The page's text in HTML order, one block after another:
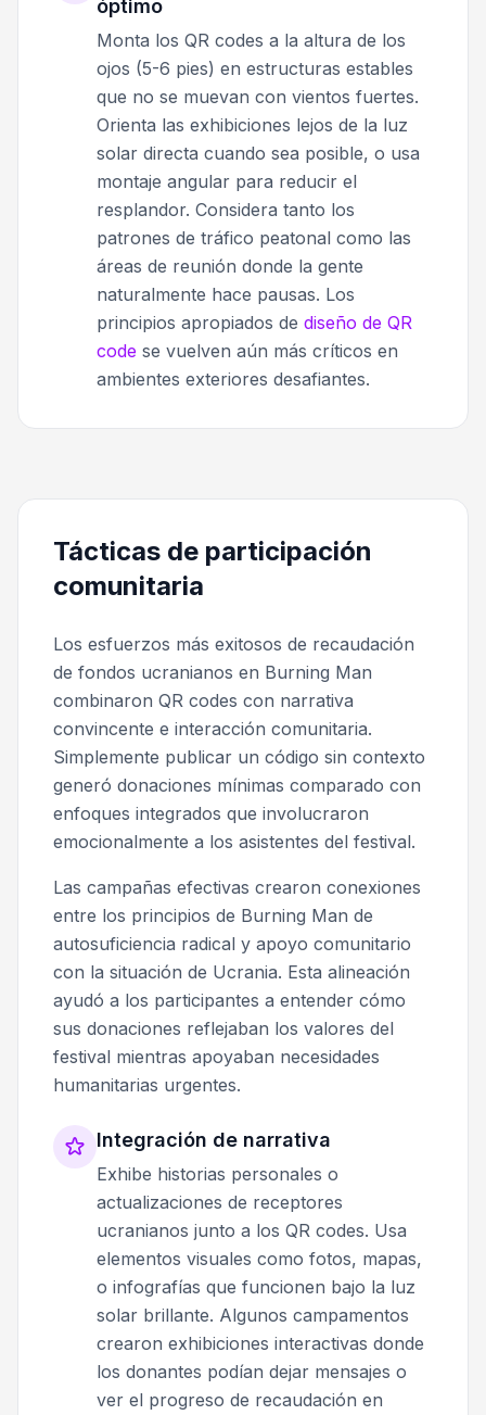
óptimo
Monta los QR codes a la altura de los
ojos (5-6 pies) en estructuras estables
que no se muevan con vientos fuertes.
Orienta las exhibiciones lejos de la luz
solar directa cuando sea posible, o usa
montaje angular para reducir el
resplandor. Considera tanto los
patrones de tráfico peatonal como las
áreas de reunión donde la gente
naturalmente hace pausas. Los
principios apropiados de diseño de QR
code se vuelven aún más críticos en
ambientes exteriores desafiantes.
Tácticas de participación
comunitaria
Los esfuerzos más exitosos de recaudación
de fondos ucranianos en Burning Man
combinaron QR codes con narrativa
convincente e interacción comunitaria.
Simplemente publicar un código sin contexto
generó donaciones mínimas comparado con
enfoques integrados que involucraron
emocionalmente a los asistentes del festival.
Las campañas efectivas crearon conexiones
entre los principios de Burning Man de
autosuficiencia radical y apoyo comunitario
con la situación de Ucrania. Esta alineación
ayudó a los participantes a entender cómo
sus donaciones reflejaban los valores del
festival mientras apoyaban necesidades
humanitarias urgentes.
Integración de narrativa
Exhibe historias personales o
actualizaciones de receptores
ucranianos junto a los QR codes. Usa
elementos visuales como fotos, mapas,
o infografías que funcionen bajo la luz
solar brillante. Algunos campamentos
crearon exhibiciones interactivas donde
los donantes podían dejar mensajes o
ver el progreso de recaudación en